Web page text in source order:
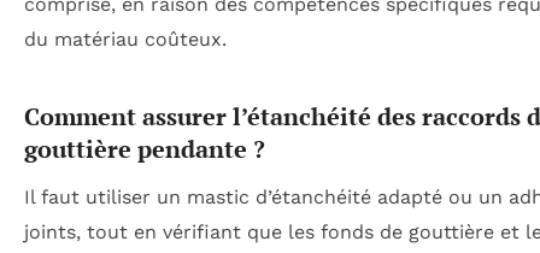
du matériau coûteux.
Comment assurer l’étanchéité des raccords
gouttière pendante ?
Il faut utiliser un mastic d’étanchéité adapté ou un
joints, tout en vérifiant que les fonds de gouttière et